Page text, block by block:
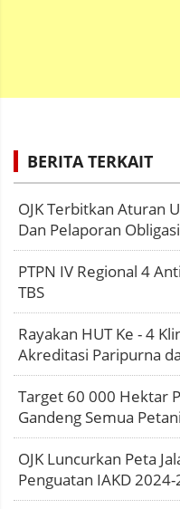
BERITA TERKAIT
OJK Terbitkan Aturan
Dan Pelaporan
PTPN IV Regional 4
TBS
Rayakan HUT Ke - 4
Akreditasi Paripurna
Target 60 000 Hektar
Gandeng Semua
OJK Luncurkan Peta
Penguatan IAKD